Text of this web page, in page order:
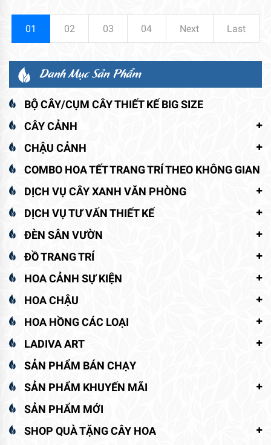
01 02 03 04 Next Last
Danh Mục Sản Phẩm
BỘ CÂY/CỤM CÂY THIẾT KẾ BIG SIZE
CÂY CẢNH
CHẬU CẢNH
COMBO HOA TẾT TRANG TRÍ THEO KHÔNG GIAN
DỊCH VỤ CÂY XANH VĂN PHÒNG
DỊCH VỤ TƯ VẤN THIẾT KẾ
ĐÈN SÂN VƯỜN
ĐỒ TRANG TRÍ
HOA CẢNH SỰ KIỆN
HOA CHẬU
HOA HỒNG CÁC LOẠI
LADIVA ART
SẢN PHẨM BÁN CHẠY
SẢN PHẨM KHUYẾN MÃI
SẢN PHẨM MỚI
SHOP QUÀ TẶNG CÂY HOA